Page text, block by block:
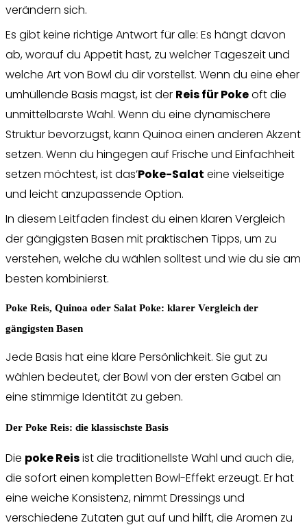
verändern sich.
Es gibt keine richtige Antwort für alle: Es hängt davon
ab, worauf du Appetit hast, zu welcher Tageszeit und
welche Art von Bowl du dir vorstellst. Wenn du eine eher
umhüllende Basis magst, ist der Reis für Pokeoft die
unmittelbarste Wahl. Wenn du eine dynamischere
Struktur bevorzugst, kann Quinoa einen anderen Akzent
setzen. Wenn du hingegen auf Frische und Einfachheit
setzen möchtest, ist das’Poke-Salat eine vielseitige
und leicht anzupassende Option.
In diesem Leitfaden findest du einen klaren Vergleich
der gängigsten Basen mit praktischen Tipps, um zu
verstehen, welche du wählen solltest und wie du sie am
besten kombinierst.
Poke Reis, Quinoa oder Salat Poke: klarer Vergleich der
gängigsten Basen
Jede Basis hat eine klare Persönlichkeit. Sie gut zu
wählen bedeutet, der Bowl von der ersten Gabel an
eine stimmige Identität zu geben.
Der Poke Reis: die klassischste Basis
Die poke Reisist die traditionellste Wahl und auch die,
die sofort einen kompletten Bowl-Effekt erzeugt. Er hat
eine weiche Konsistenz, nimmt Dressings und
verschiedene Zutaten gut auf und hilft, die Aromen zu